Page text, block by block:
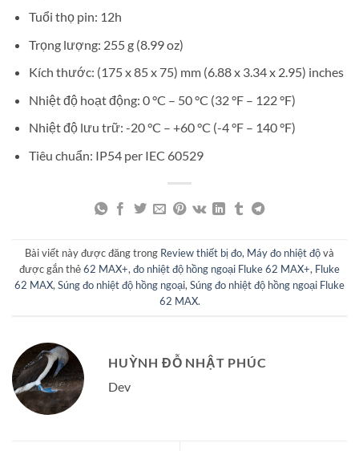
Tuổi thọ pin: 12h
Trọng lượng: 255 g (8.99 oz)
Kích thước: (175 x 85 x 75) mm (6.88 x 3.34 x 2.95) inches
Nhiệt độ hoạt động: 0 °C – 50 °C (32 °F – 122 °F)
Nhiệt độ lưu trữ: -20 °C – +60 °C (-4 °F – 140 °F)
Tiêu chuẩn: IP54 per IEC 60529
Bài viết này được đăng trong Review thiết bị đo, Máy đo nhiệt độvà
được gắn thẻ62 MAX+, đo nhiệt độ hồng ngoại Fluke 62 MAX+, Fluke
62 MAX, Súng đo nhiệt độ hồng ngoại, Súng đo nhiệt độ hồng ngoại Fluke
62 MAX.
HUỲNH ĐỖ NHẬT PHÚC
Dev